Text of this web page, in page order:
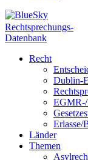
Rechtsprechungs-
Datenbank
Recht
Dublin-
EGMR-/
Erlasse/
Länder
Themen